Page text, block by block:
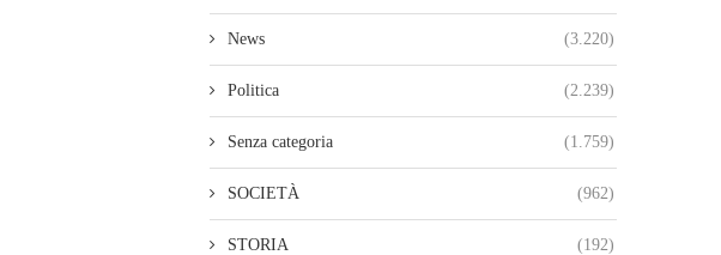
News (3.220)
Politica (2.239)
Senza categoria (1.759)
SOCIETÀ (962)
STORIA (192)